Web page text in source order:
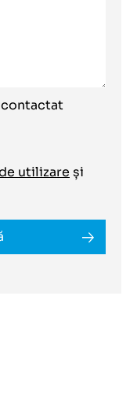
utilizare și